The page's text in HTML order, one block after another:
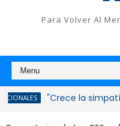
Para Volver Al
"Crece la simpatía por